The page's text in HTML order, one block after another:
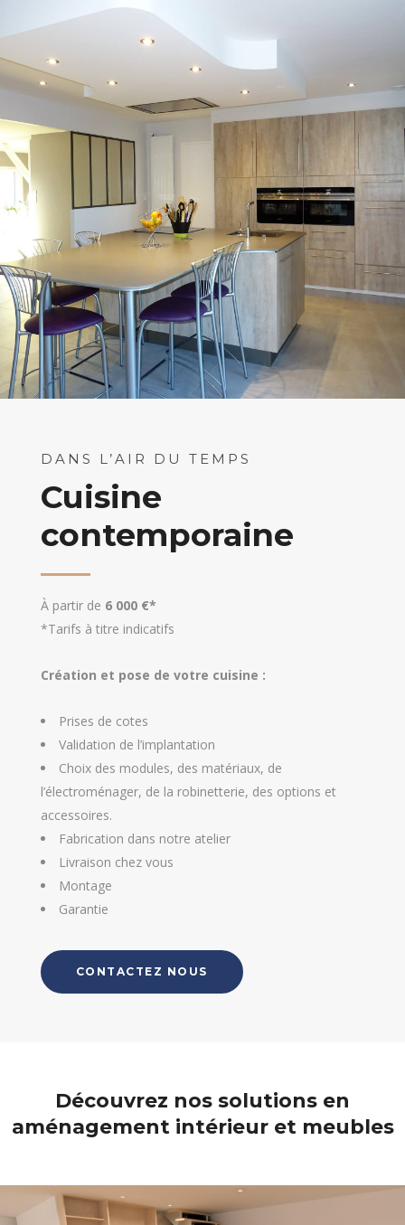
DANS L’AIR DU TEMPS
Cuisine
contemporaine
À partir de 6 000 €*
*Tarifs à titre indicatifs
Création et pose de votre cuisine :
Prises de cotes
Validation de l’implantation
Choix des modules, des matériaux, de
l’électroménager, de la robinetterie, des options et
accessoires.
Fabrication dans notre atelier
Livraison chez vous
Montage
Garantie
CONTACTEZ NOUS
Découvrez nos solutions en
aménagement intérieur et meubles